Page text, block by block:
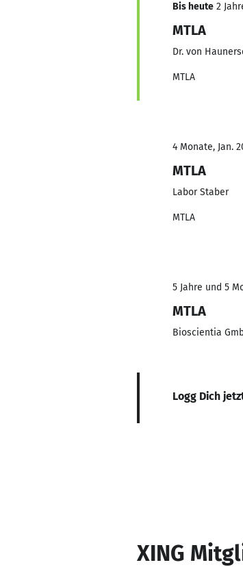
Bis heute 2
MTLA
Dr. von
MTLA
4 Monate, Jan.
MTLA
Labor Staber
MTLA
5 Jahre und 5
MTLA
Bioscientia
Logg Dich
XING